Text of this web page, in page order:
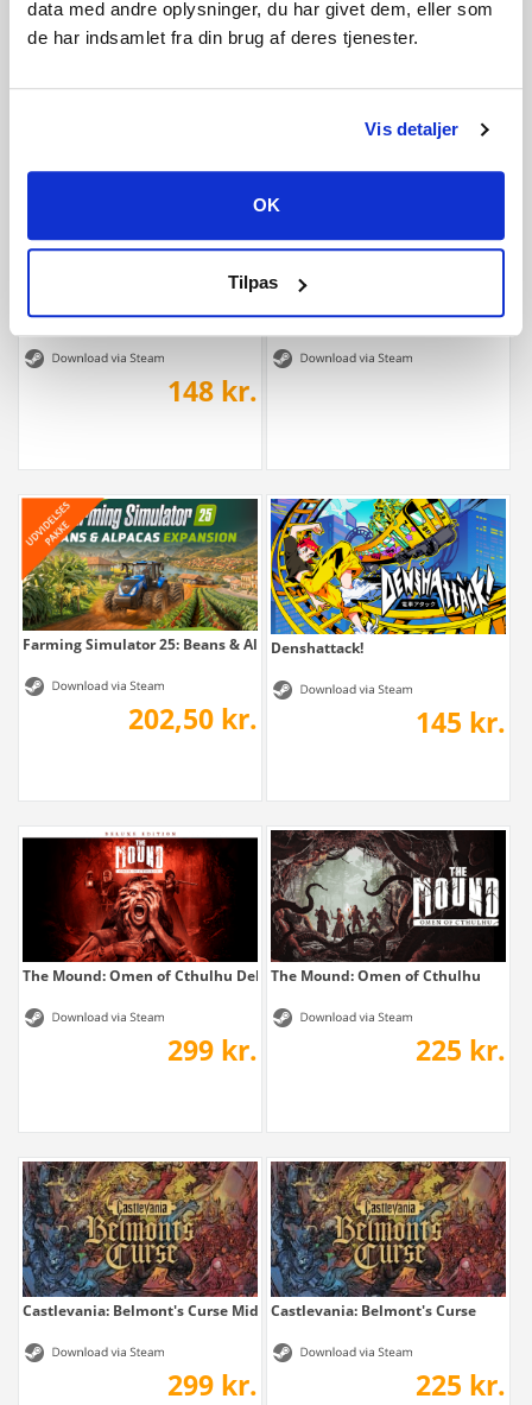
data med andre oplysninger, du har givet dem, eller som
de har indsamlet fra din brug af deres tjenester.
Vis detaljer
OK
Tilpas
399 kr.
LEGO® Batman™: Legacy of the Dark Knight...
148 kr.
Heave Ho 2
Farming Simulator 25: Beans & Alpacas...
202,50 kr.
Denshattack!
145 kr.
The Mound: Omen of Cthulhu Deluxe Edition
299 kr.
The Mound: Omen of Cthulhu
225 kr.
Castlevania: Belmont's Curse Midnight Edition
299 kr.
Castlevania: Belmont's Curse
225 kr.